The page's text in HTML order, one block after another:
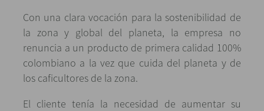
Con una clara vocación para la sostenibilidad de
la zona y global del planeta, la empresa no
renuncia a un producto de primera calidad 100%
colombiano a la vez que cuida del planeta y de
los caficultores de la zona.
El cliente tenía la necesidad de aumentar su